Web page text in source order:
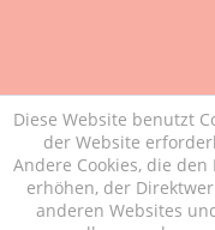
Diese Website benutzt
der Website
Andere Cookies, die
erhöhen, der
anderen Websites